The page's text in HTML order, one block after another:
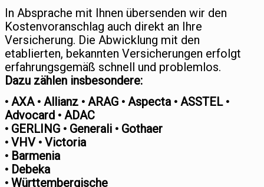
In Absprache mit Ihnen übersenden wir den
Kostenvoranschlag auch direkt an Ihre
Versicherung. Die Abwicklung mit den
etablierten, bekannten Versicherungen erfolgt
erfahrungsgemäß schnell und problemlos.
Dazu zählen insbesondere:
• AXA • Allianz • ARAG • Aspecta • ASSTEL •
Advocard • ADAC
• GERLING • Generali • Gothaer
• VHV • Victoria
• Barmenia
• Debeka
• Württembergische